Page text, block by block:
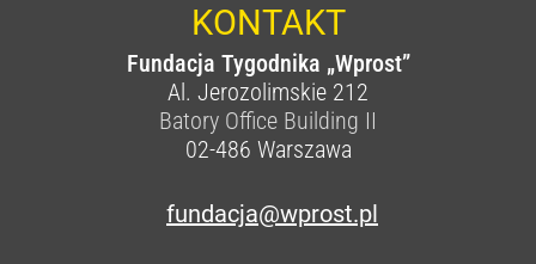
KONTAKT
Fundacja Tygodnika „Wprost”
Al. Jerozolimskie 212
Batory Office Building II
02-486 Warszawa
fundacja@wprost.pl